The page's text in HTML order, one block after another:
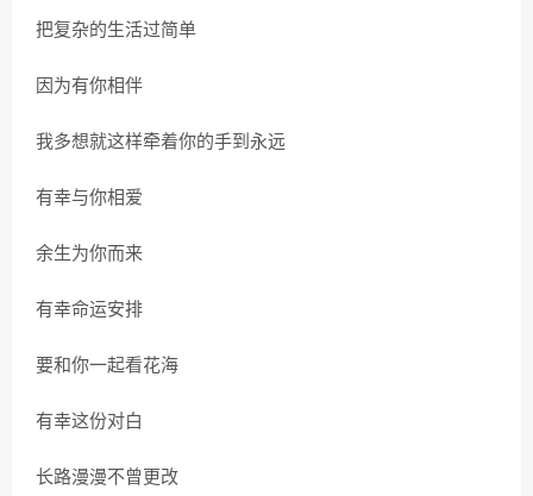
把复杂的生活过简单
因为有你相伴
我多想就这样牵着你的手到永远
有幸与你相爱
余生为你而来
有幸命运安排
要和你一起看花海
有幸这份对白
长路漫漫不曾更改